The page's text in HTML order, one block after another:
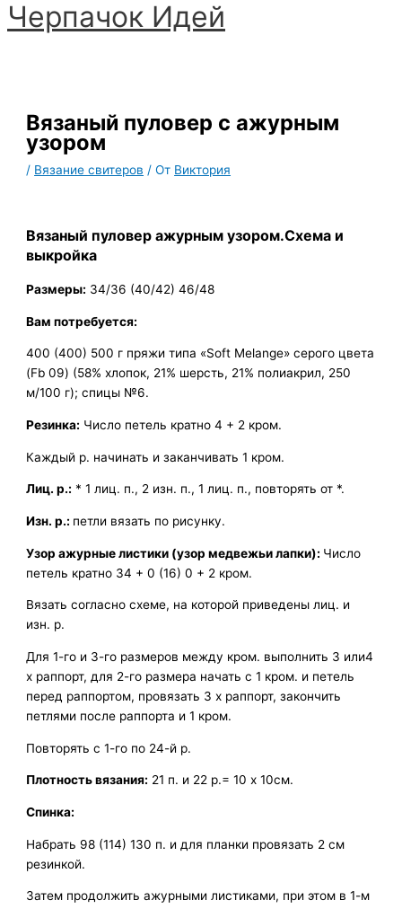
Перейти
к
Черпачoк Идей
Вязаный пуловер с ажурным
узором
/ Вязание свитеров / От Виктория
Вязаный пуловер ажурным узором.Схема и
выкройка
Размеры: 34/36 (40/42) 46/48
Вам потребуется:
400 (400) 500 г пряжи типа «Soft Melange» серого цвета
(Fb 09) (58% хлопок, 21% шерсть, 21% полиакрил, 250
м/100 г); спицы №6.
Резинка: Число петель кратно 4 + 2 кром.
Каждый р. начинать и заканчивать 1 кром.
Лиц. р.: * 1 лиц. п., 2 изн. п., 1 лиц. п., повторять от *.
Изн. р.: петли вязать по рисунку.
Узор ажурные листики (узор медвежьи лапки): Число
петель кратно 34 + 0 (16) 0 + 2 кром.
Вязать согласно схеме, на которой приведены лиц. и
изн. р.
Для 1-го и 3-го размеров между кром. выполнить 3 или4
х раппорт, для 2-го размера начать с 1 кром. и петель
перед раппортом, провязать 3 х раппорт, закончить
петлями после раппорта и 1 кром.
Повторять с 1-го по 24-й р.
Плотность вязания: 21 п. и 22 р.= 10 х 10см.
Спинка:
Набрать 98 (114) 130 п. и для планки провязать 2 см
резинкой.
Затем продолжить ажурными листиками, при этом в 1-м